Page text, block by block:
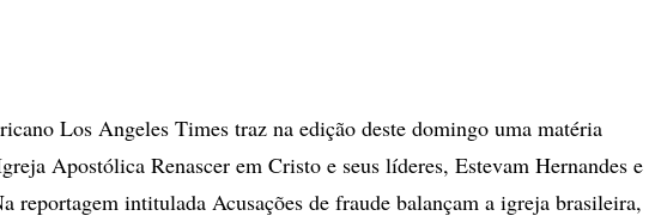
Los Angeles Times traz na edição deste domingo uma matéria
Apostólica Renascer em Cristo e seus líderes, Estevam Hernandes e
reportagem intitulada Acusações de fraude balançam a igreja brasileira,